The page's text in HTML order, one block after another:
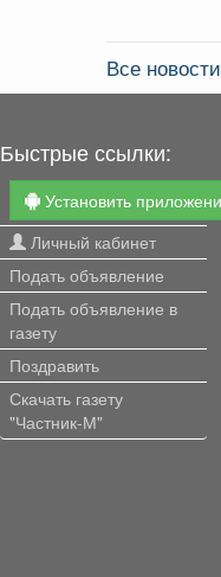
Все
Быстрые ссылки:
Установить
Личный кабинет
Подать объявление
Подать объявление в
газету
Поздравить
Скачать газету
"Частник-М"